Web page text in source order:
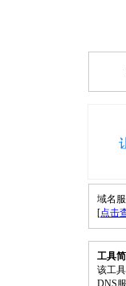
域名
[点击
工具简
该工
DNS